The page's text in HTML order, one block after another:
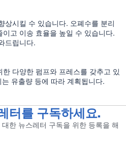
상시킬 수 있습니다. 오폐수를 분리
고 이송 효율을 높일 수 있습니다.
드립니다.
다양한 펌프와 프레스를 갖추고 있
유출량 등에 따라 계획됩니다.
터를 구독하세요.
한 뉴스레터 구독을 위한 등록을 해